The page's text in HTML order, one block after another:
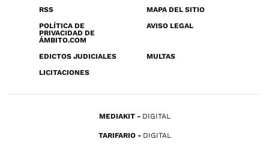
RSS
MAPA DEL SITIO
POLÍTICA DE
PRIVACIDAD DE
ÁMBITO.COM
AVISO LEGAL
EDICTOS JUDICIALES
MULTAS
LICITACIONES
MEDIAKIT DIGITAL
TARIFARIO DIGITAL